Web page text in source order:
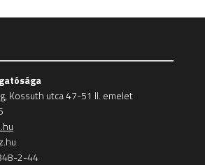
Kossuth utca 47-51 II. emelet
2-44